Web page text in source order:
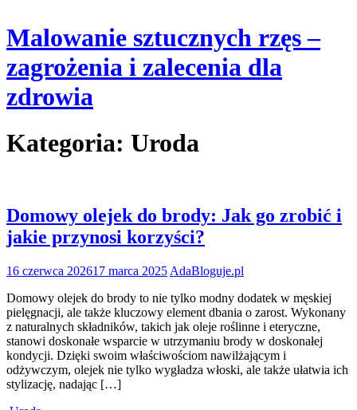
Malowanie sztucznych rzęs –
zagrożenia i zalecenia dla
zdrowia
Kategoria: Uroda
Domowy olejek do brody: Jak go zrobić i
jakie przynosi korzyści?
16 czerwca 202617 marca 2025 AdaBloguje.pl
Domowy olejek do brody to nie tylko modny dodatek w męskiej
pielęgnacji, ale także kluczowy element dbania o zarost. Wykonany
z naturalnych składników, takich jak oleje roślinne i eteryczne,
stanowi doskonałe wsparcie w utrzymaniu brody w doskonałej
kondycji. Dzięki swoim właściwościom nawilżającym i
odżywczym, olejek nie tylko wygładza włoski, ale także ułatwia ich
stylizację, nadając […]